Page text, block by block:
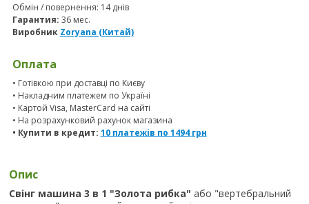
Обмін / повернення: 14 днів
Гарантия: 36 мес.
Виробник Zoryana (Китай)
Оплата
• Готівкою при доставці по Києву
• Накладним платежем по Україні
• Картой Visa, MasterCard на сайті
• На розрахунковий рахунок магазина
• Купити в кредит: 10 платежів по 1494 грн
Опис
Свінг машина 3 в 1 "Золота рибка" або "вертебральний